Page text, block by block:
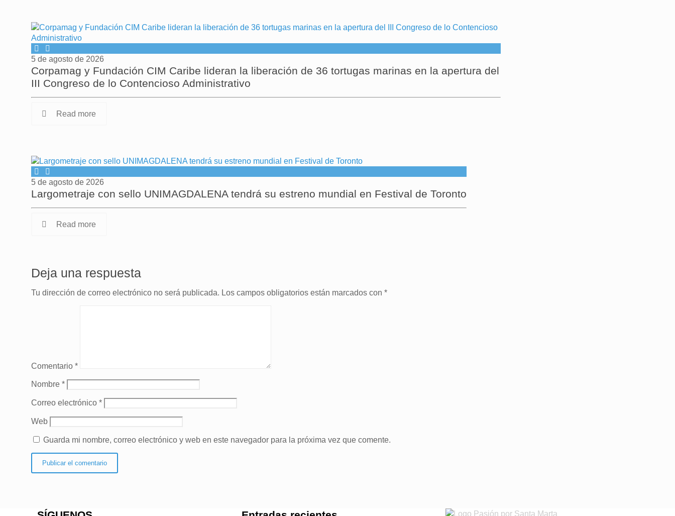
5 de agosto de 2026
Corpamag y Fundación CIM Caribe lideran la liberación de 36 tortugas marinas en la apertura del
III Congreso de lo Contencioso Administrativo
Read more
5 de agosto de 2026
Largometraje con sello UNIMAGDALENA tendrá su estreno mundial en Festival de Toronto
Read more
Deja una respuesta
Tu dirección de correo electrónico no será publicada. Los campos obligatorios están marcados con *
Comentario *
Nombre *
Correo electrónico *
Web
Guarda mi nombre, correo electrónico y web en este navegador para la próxima vez que comente.